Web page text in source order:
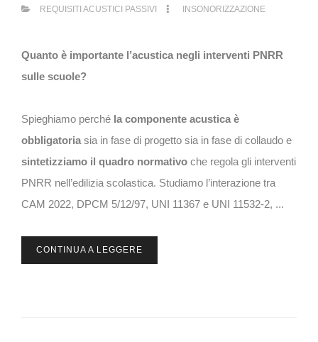
REQUISITI ACUSTICI PASSIVI
INSONORIZZAZIONE
Quanto è importante l’acustica negli interventi PNRR
sulle scuole?
Spieghiamo perché la componente acustica è
obbligatoria sia in fase di progetto sia in fase di collaudo e
sintetizziamo il quadro normativo che regola gli interventi
PNRR nell’edilizia scolastica. Studiamo l’interazione tra
CAM 2022, DPCM 5/12/97, UNI 11367 e UNI 11532-2, ...
CONTINUA A LEGGERE